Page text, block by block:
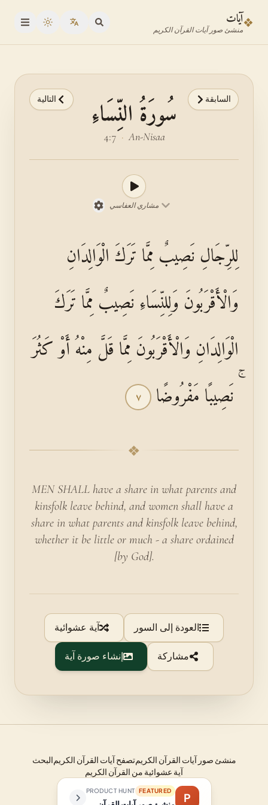
❖آيات
منشئ صور آيات القرآن الكريم theme
السابقة التالية
سُورَةُ النِّسَاءِ
An-Nisaa
·
4:7
مشاري العفاسي
لِلرِّجَالِ نَصِيبٌ مِمَّا تَرَكَ الْوَالِدَانِ
وَالْأَقْرَبُونَ وَلِلنِّسَاءِ نَصِيبٌ مِمَّا تَرَكَ
الْوَالِدَانِ وَالْأَقْرَبُونَ مِمَّا قَلَّ مِنْهُ أَوْ كَثُرَ
ۚ نَصِيبًا مَفْرُوضًا ٧
❖
MEN SHALL have a share in what parents and
kinsfolk leave behind, and women shall have a
share in what parents and kinsfolk leave behind,
whether it be little or much - a share ordained
[by God].
العودة إلى السور آية عشوائية
مشاركة إنشاء صورة آية
منشئ صور آيات القرآن الكريمتصفح آيات القرآن الكريمالبحث
آية عشوائية من القرآن الكريم
P
FEATURED
PRODUCT HUNT